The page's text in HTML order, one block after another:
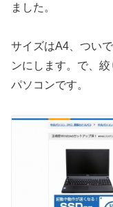
ました。
サイズはA4、つい
ンにします。で、
パソコンです。